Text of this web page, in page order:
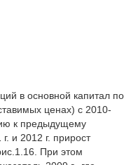
в основной капитал по
ценах) с 2010-
к предыдущему
и 2012 г. прирост
При этом